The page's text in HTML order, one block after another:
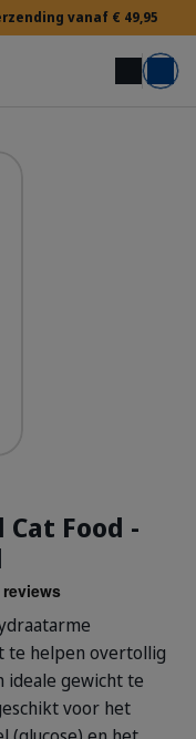
vanaf € 49,95
Mijn account Mand
Loss & Control
Food -
te helpen overtollig
ideale gewicht te
voor het